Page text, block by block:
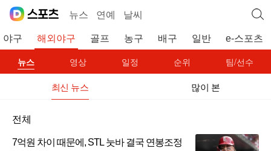
뉴스 연예 날씨
야구 해외야구 골프 농구 배구 일반 e-스포츠
뉴스 영상 일정 순위 팀/선수
최신 뉴스 많이 본
전체
7억원 차이 때문에, STL 눗바 결국 연봉조정